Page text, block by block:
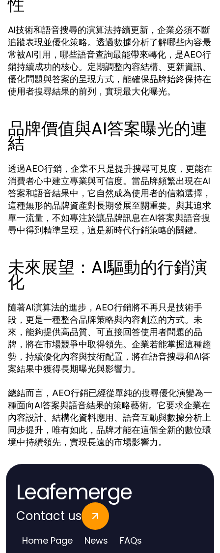
AI技術和語音搜尋的演算法持續更新，企業必須不斷
追蹤表現並優化策略。透過數據分析了解哪些內容最
常被AI引用，哪些語音查詢最能帶來轉化，是AEO行
銷持續成功的核心。定期調整內容結構、更新資訊、
優化問題與答案的呈現方式，能確保品牌始終保持在
使用者搜尋結果的前列，實現最大化曝光。
品牌價值與AI答案曝光的連
結
透過AEO行銷 ，企業不只是提升搜尋可見度，更能在
消費者心中建立專業與可信度。當品牌頻繁出現在AI
答案和語音結果中，它自然成為使用者的信賴選擇，
這種無形的品牌資產對長期發展至關重要。與其追求
單一流量，不如專注於讓品牌訊息在AI答案與語音搜
尋中得到精準呈現，這是新時代行銷策略的關鍵。
未來展望：AI驅動的行銷演
化
隨著AI演算法的進步， AEO行銷將不再只是技術手
段，更是一種整合品牌策略與內容創意的方式。未
來，能夠提供高品質、可直接回答使用者問題的品
牌，將在市場競爭中取得領先。企業若能掌握這種趨
勢，持續優化內容與技術配置，將在語音搜尋和AI答
案結果中獲得長期曝光與影響力。
總結而言， AEO行銷已經從單純的搜尋優化演變為一
種面向AI答案與語音結果的策略藝術。它要求企業在
內容設計、結構化資料應用、語音互動與數據分析上
同步提升，唯有如此，品牌才能在這個全新的數位環
境中持續領先，實現長遠的市場影響力。
Leafemerge
Contact us
Home Page News FAQs